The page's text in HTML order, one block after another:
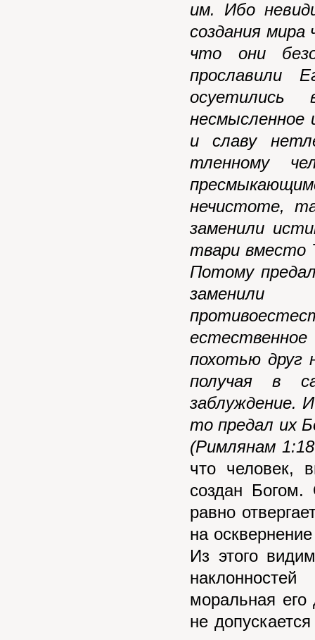
им. Ибо
создания
что они
прославили
осуетились
несмысленное
и славу
тленному
нечистоте,
заменили
твари вместо
Потому
похотью друг
получая в
заблуждение.
то предал их
(Римлянам
что человек,
создан Богом.
равно
на
Из этого
моральная его
не